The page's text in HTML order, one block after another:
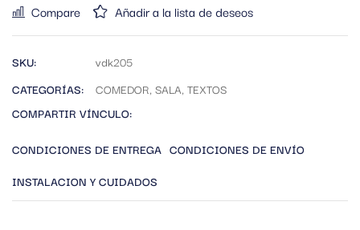
Compare Añadir a la lista de deseos
SKU:
vdk205
CATEGORÍAS:
COMEDOR, SALA, TEXTOS
COMPARTIR VÍNCULO:
CONDICIONES DE ENTREGA CONDICIONES DE ENVÍO
INSTALACION Y CUIDADOS